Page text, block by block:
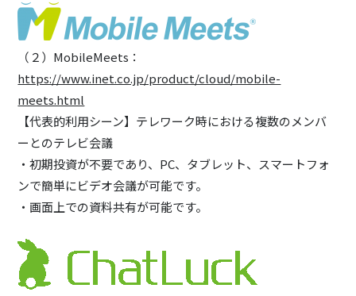
（２）MobileMeets：
https://www.inet.co.jp/product/cloud/mobile-
meets.html
【代表的利用シーン】テレワーク時における複数のメンバ
ーとのテレビ会議
・初期投資が不要であり、PC、タブレット、スマートフォ
ンで簡単にビデオ会議が可能です。
・画面上での資料共有が可能です。